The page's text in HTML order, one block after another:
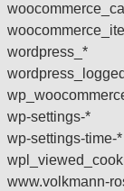
wordpress_*
wp-settings-*
wp-settings-time-*
www.volkmann-